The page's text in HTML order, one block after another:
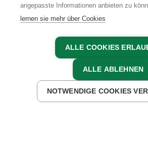
JETZT
AGBIMPRESSUM
angepasste Informationen anbieten zu
lernen sie mehr über Cookies
ALLE COOKIES
ALLE ABLEHNEN
NOTWENDIGE COOKIES